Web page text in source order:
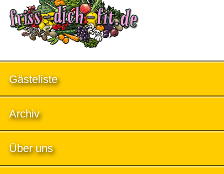
Gästeliste
Archiv
Über uns